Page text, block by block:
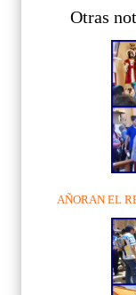
Otras
AÑORAN EL